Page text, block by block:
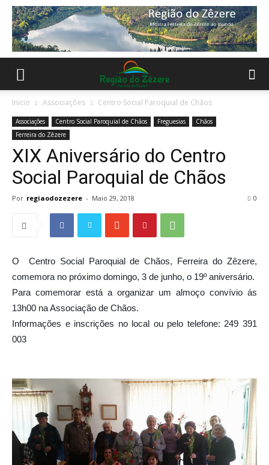
Inicio Associações Centro Social Paroquial de Chãos
Associações Centro Social Paroquial de Chãos Freguesias
Chãos
Ferreira do Zêzere
XIX Aniversário do Centro
Social Paroquial de Chãos
Por regiaodozezere - Maio 29, 2018 0
O Centro Social Paroquial de Chãos, Ferreira do Zêzere,
comemora no próximo domingo, 3 de junho, o 19º aniversário.
Para comemorar está a organizar um almoço convívio ás
13h00 na Associação de Chãos.
Informações e inscrições no local ou pelo telefone: 249 391
003